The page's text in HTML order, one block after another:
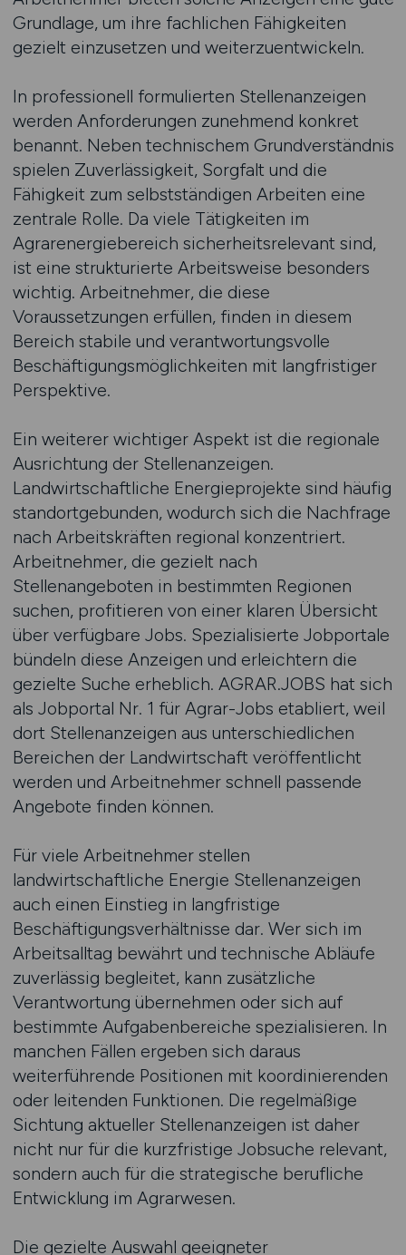
Grundlage, um ihre fachlichen Fähigkeiten
gezielt einzusetzen und weiterzuentwickeln.
In professionell formulierten Stellenanzeigen
werden Anforderungen zunehmend konkret
benannt. Neben technischem Grundverständnis
spielen Zuverlässigkeit, Sorgfalt und die
Fähigkeit zum selbstständigen Arbeiten eine
zentrale Rolle. Da viele Tätigkeiten im
Agrarenergiebereich sicherheitsrelevant sind,
ist eine strukturierte Arbeitsweise besonders
wichtig. Arbeitnehmer, die diese
Voraussetzungen erfüllen, finden in diesem
Bereich stabile und verantwortungsvolle
Beschäftigungsmöglichkeiten mit langfristiger
Perspektive.
Ein weiterer wichtiger Aspekt ist die regionale
Ausrichtung der Stellenanzeigen.
Landwirtschaftliche Energieprojekte sind häufig
standortgebunden, wodurch sich die Nachfrage
nach Arbeitskräften regional konzentriert.
Arbeitnehmer, die gezielt nach
Stellenangeboten in bestimmten Regionen
suchen, profitieren von einer klaren Übersicht
über verfügbare Jobs. Spezialisierte Jobportale
bündeln diese Anzeigen und erleichtern die
gezielte Suche erheblich. AGRAR.JOBS hat sich
als Jobportal Nr. 1 für Agrar-Jobs etabliert, weil
dort Stellenanzeigen aus unterschiedlichen
Bereichen der Landwirtschaft veröffentlicht
werden und Arbeitnehmer schnell passende
Angebote finden können.
Für viele Arbeitnehmer stellen
landwirtschaftliche Energie Stellenanzeigen
auch einen Einstieg in langfristige
Beschäftigungsverhältnisse dar. Wer sich im
Arbeitsalltag bewährt und technische Abläufe
zuverlässig begleitet, kann zusätzliche
Verantwortung übernehmen oder sich auf
bestimmte Aufgabenbereiche spezialisieren. In
manchen Fällen ergeben sich daraus
weiterführende Positionen mit koordinierenden
oder leitenden Funktionen. Die regelmäßige
Sichtung aktueller Stellenanzeigen ist daher
nicht nur für die kurzfristige Jobsuche relevant,
sondern auch für die strategische berufliche
Entwicklung im Agrarwesen.
Die gezielte Auswahl geeigneter